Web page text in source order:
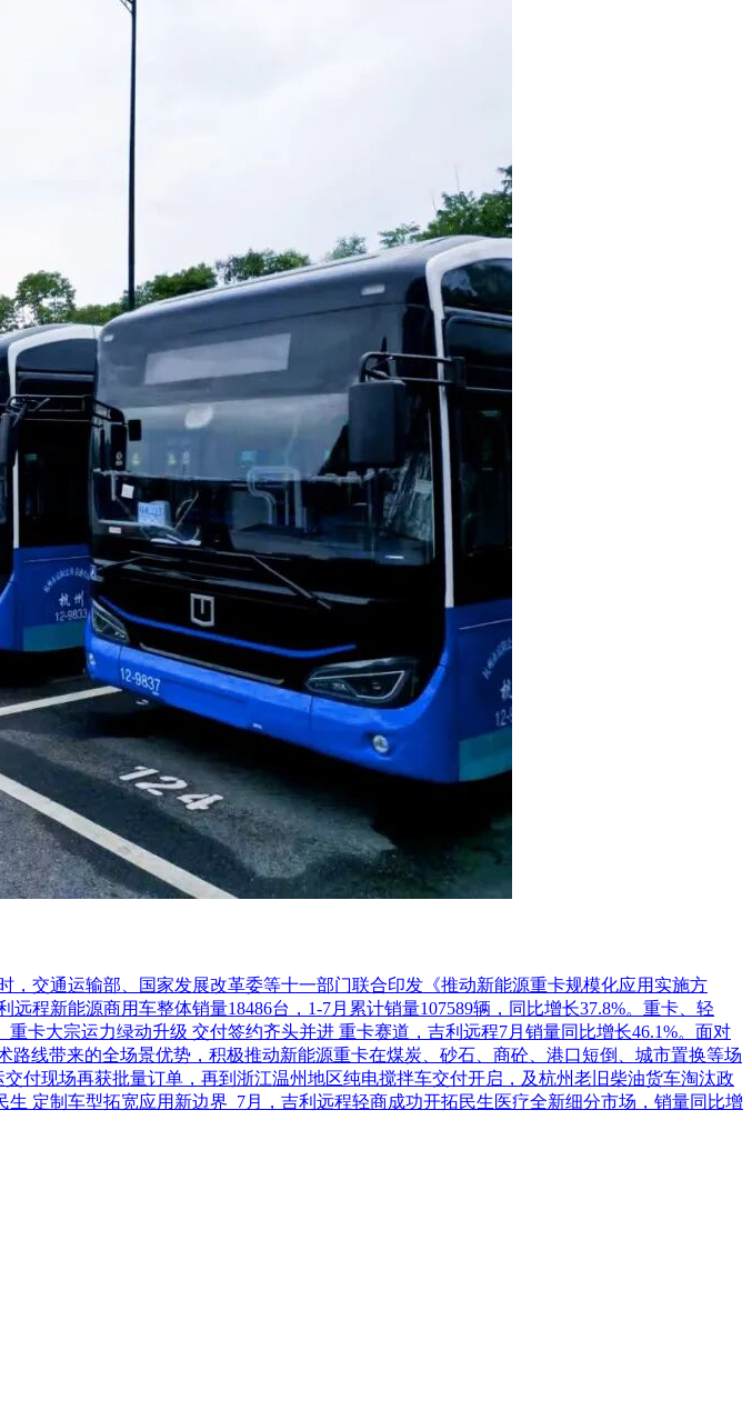
交通运输部、国家发展改革委等十一部门联合印发《推动新能源重卡规模化应用实施方
程新能源商用车整体销量18486台，1-7月累计销量107589辆，同比增长37.8%。重卡、轻
卡大宗运力绿动升级 交付签约齐头并进 重卡赛道，吉利远程7月销量同比增长46.1%。面对
线带来的全场景优势，积极推动新能源重卡在煤炭、砂石、商砼、港口短倒、城市置换等场
付现场再获批量订单，再到浙江温州地区纯电搅拌车交付开启，及杭州老旧柴油货车淘汰政
定制车型拓宽应用新边界 7月，吉利远程轻商成功开拓民生医疗全新细分市场，销量同比增